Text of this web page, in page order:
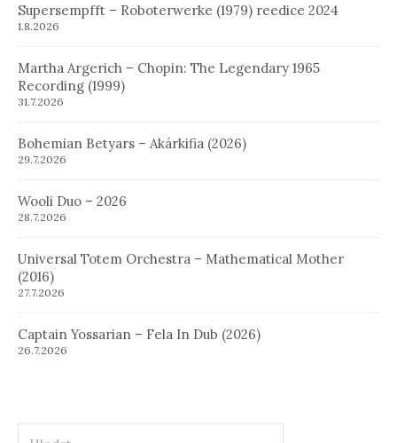
Supersempfft – Roboterwerke (1979) reedice 2024
1.8.2026
Martha Argerich – Chopin: The Legendary 1965
Recording (1999)
31.7.2026
Bohemian Betyars – Akárkifia (2026)
29.7.2026
Wooli Duo – 2026
28.7.2026
Universal Totem Orchestra – Mathematical Mother
(2016)
27.7.2026
Captain Yossarian – Fela In Dub (2026)
26.7.2026